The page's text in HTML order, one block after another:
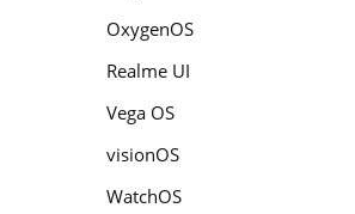
OxygenOS
Realme UI
Vega OS
visionOS
WatchOS